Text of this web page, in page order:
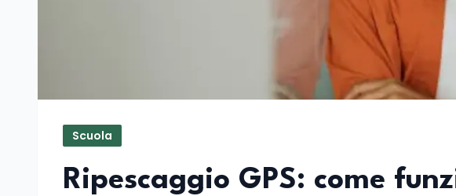
Scuola
Ripescaggio GPS: come